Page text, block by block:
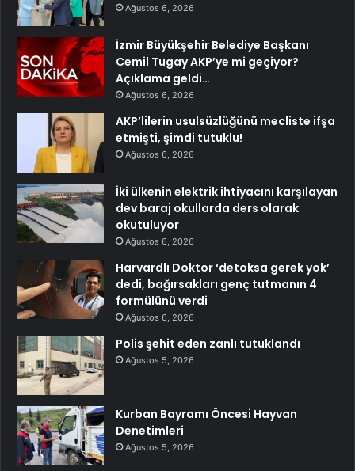
Ağustos 6, 2026
İzmir Büyükşehir Belediye Başkanı
Cemil Tugay AKP’ye mi geçiyor?
Açıklama geldi…
Ağustos 6, 2026
AKP’lilerin usulsüzlüğünü mecliste ifşa
etmişti, şimdi tutuklu!
Ağustos 6, 2026
İki ülkenin elektrik ihtiyacını karşılayan
dev baraj okullarda ders olarak
okutuluyor
Ağustos 6, 2026
Harvardlı Doktor ‘detoksa gerek yok’
dedi, bağırsakları genç tutmanın 4
formülünü verdi
Ağustos 6, 2026
Polis şehit eden zanlı tutuklandı
Ağustos 5, 2026
Kurban Bayramı Öncesi Hayvan
Denetimleri
Ağustos 5, 2026